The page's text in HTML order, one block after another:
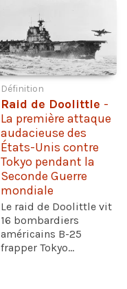
Définition
Raid de Doolittle -
La première attaque
audacieuse des
États-Unis contre
Tokyo pendant la
Seconde Guerre
mondiale
Le raid de Doolittle vit
16 bombardiers
américains B-25
frapper Tokyo...